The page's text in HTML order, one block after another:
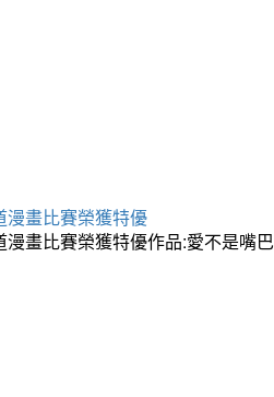
漫畫比賽榮獲特優
畫比賽榮獲特優作品:愛不是嘴